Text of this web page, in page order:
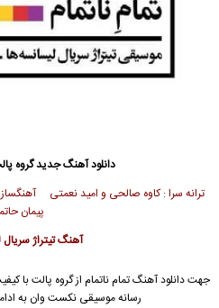
دانلود آهنگ جدیدگروه
ترانه سرا : کاوه صالحی و امید نعمتی
پیمان
آهنگ تیتراژ
جهت دانلود آهنگ تمام ناتمام ازگروه پالت
رسانه موسیقی نکست وان به